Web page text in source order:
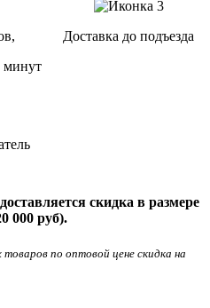
минут
Доставка до подъезда
скидка в размере
000 руб).
товаров по оптовой цене скидка на